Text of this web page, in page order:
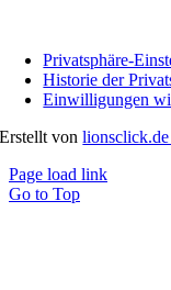
Privatsphäre-
Historie der
Einwilligungen
Erstellt von
Page load link
Go to Top